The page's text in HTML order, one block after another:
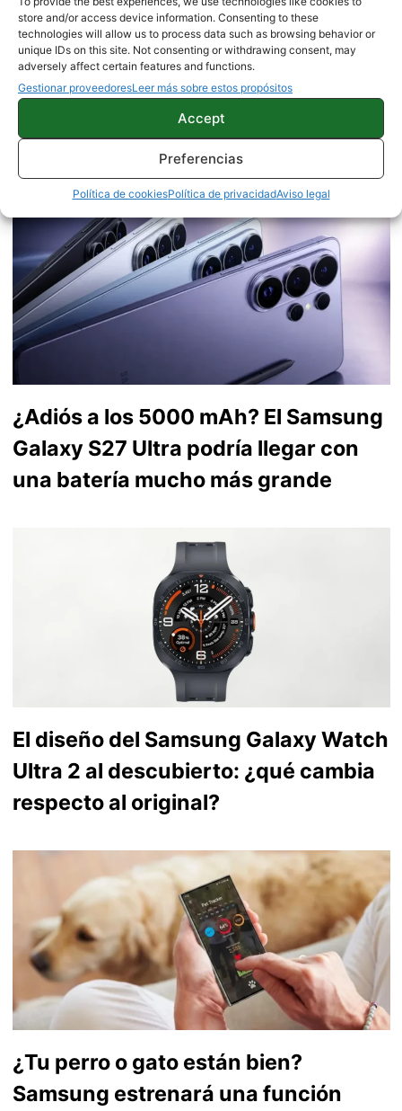
store and/or access device information. Consenting to these
technologies will allow us to process data such as browsing behavior or
unique IDs on this site. Not consenting or withdrawing consent, may
adversely affect certain features and functions.
Gestionar proveedoresLeer más sobre estos propósitos
Accept
Preferencias
Política de cookiesPolítica de privacidadAviso legal
¿Por qué el Galaxy Z Fold 8 cuesta
hasta un 48% menos en Corea?
Samsung aclara la diferencia de
¿Adiós a los 5000 mAh? El Samsung
Galaxy S27 Ultra podría llegar con
una batería mucho más grande
El diseño del Samsung Galaxy Watch
Ultra 2 al descubierto: ¿qué cambia
respecto al original?
¿Tu perro o gato están bien?
Samsung estrenará una función